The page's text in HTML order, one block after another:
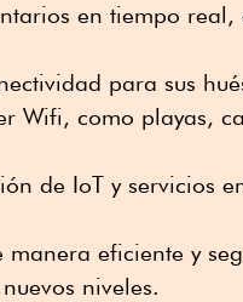
en tiempo real,
para sus
Wifi, como playas,
de IoT y servicios
manera eficiente y
niveles.